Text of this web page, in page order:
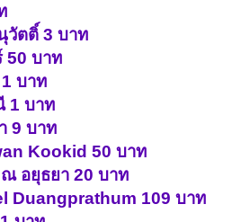
ตติ์ 3 บาท
50 บาท
บาท
1 บาท
9 บาท
Kookid 50 บาท
อยุธยา 20 บาท
109 บาท